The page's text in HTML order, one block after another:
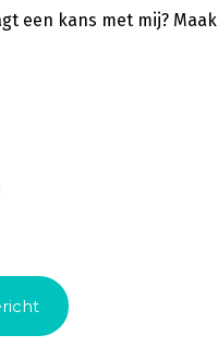
een kans met mij? Maak